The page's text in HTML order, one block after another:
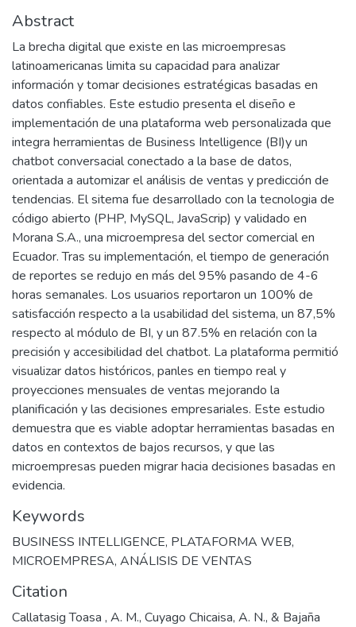
Abstract
La brecha digital que existe en las microempresas
latinoamericanas limita su capacidad para analizar
información y tomar decisiones estratégicas basadas en
datos confiables. Este estudio presenta el diseño e
implementación de una plataforma web personalizada que
integra herramientas de Business Intelligence (BI)y un
chatbot conversacial conectado a la base de datos,
orientada a automizar el análisis de ventas y predicción de
tendencias. El sitema fue desarrollado con la tecnologia de
código abierto (PHP, MySQL, JavaScrip) y validado en
Morana S.A., una microempresa del sector comercial en
Ecuador. Tras su implementación, el tiempo de generación
de reportes se redujo en más del 95% pasando de 4-6
horas semanales. Los usuarios reportaron un 100% de
satisfacción respecto a la usabilidad del sistema, un 87,5%
respecto al módulo de BI, y un 87.5% en relación con la
precisión y accesibilidad del chatbot. La plataforma permitió
visualizar datos históricos, panles en tiempo real y
proyecciones mensuales de ventas mejorando la
planificación y las decisiones empresariales. Este estudio
demuestra que es viable adoptar herramientas basadas en
datos en contextos de bajos recursos, y que las
microempresas pueden migrar hacia decisiones basadas en
evidencia.
Keywords
BUSINESS INTELLIGENCE, PLATAFORMA WEB,
MICROEMPRESA, ANÁLISIS DE VENTAS
Citation
Callatasig Toasa , A. M., Cuyago Chicaisa, A. N., & Bajaña